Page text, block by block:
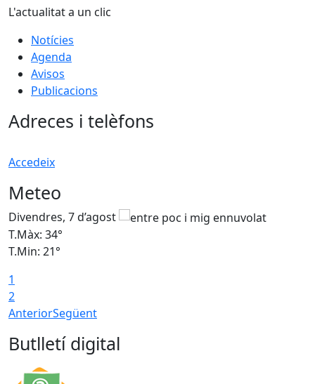
L'actualitat a un clic
Notícies
Agenda
Avisos
Publicacions
Adreces i telèfons
Accedeix
Meteo
Divendres, 7 d’agost
T.Màx: 34°
T.Min: 21°
1
2
AnteriorSegüent
Butlletí digital